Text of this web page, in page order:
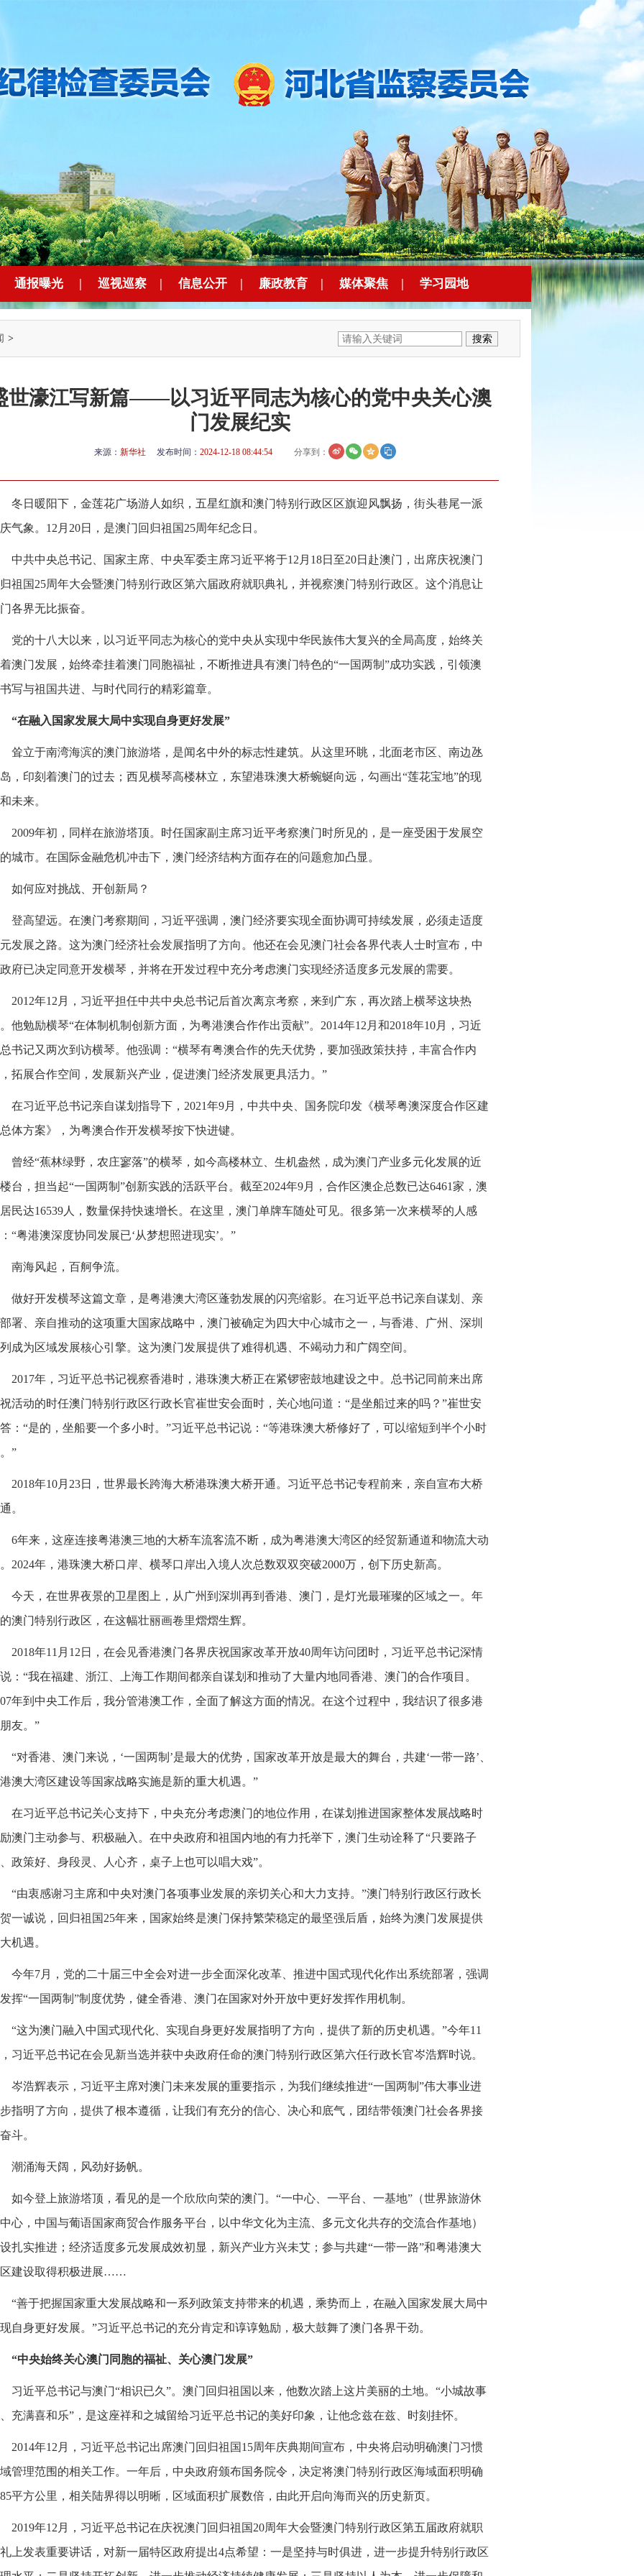
通报曝光 | 巡视巡察 | 信息公开 | 廉政教育 | 媒体聚焦 | 学习园地
>
世濠江写新篇——以习近平同志为核心的党中央关心澳
门发展纪实
来源： 新华社 发布时间： 2024-12-18 08:44:54 分享到：
冬日暖阳下，金莲花广场游人如织，五星红旗和澳门特别行政区区旗迎风飘扬，街头巷尾一派
气象。12月20日，是澳门回归祖国25周年纪念日。
中共中央总书记、国家主席、中央军委主席习近平将于12月18日至20日赴澳门，出席庆祝澳门
祖国25周年大会暨澳门特别行政区第六届政府就职典礼，并视察澳门特别行政区。这个消息让
各界无比振奋。
党的十八大以来，以习近平同志为核心的党中央从实现中华民族伟大复兴的全局高度，始终关
澳门发展，始终牵挂着澳门同胞福祉，不断推进具有澳门特色的“一国两制”成功实践，引领澳
写与祖国共进、与时代同行的精彩篇章。
“在融入国家发展大局中实现自身更好发展”
耸立于南湾海滨的澳门旅游塔，是闻名中外的标志性建筑。从这里环眺，北面老市区、南边氹
，印刻着澳门的过去；西见横琴高楼林立，东望港珠澳大桥蜿蜒向远，勾画出“莲花宝地”的现
未来。
2009年初，同样在旅游塔顶。时任国家副主席习近平考察澳门时所见的，是一座受困于发展空
城市。在国际金融危机冲击下，澳门经济结构方面存在的问题愈加凸显。
如何应对挑战、开创新局？
登高望远。在澳门考察期间，习近平强调，澳门经济要实现全面协调可持续发展，必须走适度
发展之路。这为澳门经济社会发展指明了方向。他还在会见澳门社会各界代表人士时宣布，中
府已决定同意开发横琴，并将在开发过程中充分考虑澳门实现经济适度多元发展的需要。
2012年12月，习近平担任中共中央总书记后首次离京考察，来到广东，再次踏上横琴这块热
他勉励横琴“在体制机制创新方面，为粤港澳合作作出贡献”。2014年12月和2018年10月，习近
书记又两次到访横琴。他强调：“横琴有粤澳合作的先天优势，要加强政策扶持，丰富合作内
拓展合作空间，发展新兴产业，促进澳门经济发展更具活力。”
在习近平总书记亲自谋划指导下，2021年9月，中共中央、国务院印发《横琴粤澳深度合作区建
体方案》，为粤澳合作开发横琴按下快进键。
曾经“蕉林绿野，农庄寥落”的横琴，如今高楼林立、生机盎然，成为澳门产业多元化发展的近
台，担当起“一国两制”创新实践的活跃平台。截至2024年9月，合作区澳企总数已达6461家，澳
民达16539人，数量保持快速增长。在这里，澳门单牌车随处可见。很多第一次来横琴的人感
“粤港澳深度协同发展已‘从梦想照进现实’。”
南海风起，百舸争流。
做好开发横琴这篇文章，是粤港澳大湾区蓬勃发展的闪亮缩影。在习近平总书记亲自谋划、亲
署、亲自推动的这项重大国家战略中，澳门被确定为四大中心城市之一，与香港、广州、深圳
成为区域发展核心引擎。这为澳门发展提供了难得机遇、不竭动力和广阔空间。
2017年，习近平总书记视察香港时，港珠澳大桥正在紧锣密鼓地建设之中。总书记同前来出席
活动的时任澳门特别行政区行政长官崔世安会面时，关心地问道：“是坐船过来的吗？”崔世安
：“是的，坐船要一个多小时。”习近平总书记说：“等港珠澳大桥修好了，可以缩短到半个小时
”
2018年10月23日，世界最长跨海大桥港珠澳大桥开通。习近平总书记专程前来，亲自宣布大桥
。
6年来，这座连接粤港澳三地的大桥车流客流不断，成为粤港澳大湾区的经贸新通道和物流大动
2024年，港珠澳大桥口岸、横琴口岸出入境人次总数双双突破2000万，创下历史新高。
今天，在世界夜景的卫星图上，从广州到深圳再到香港、澳门，是灯光最璀璨的区域之一。年
澳门特别行政区，在这幅壮丽画卷里熠熠生辉。
2018年11月12日，在会见香港澳门各界庆祝国家改革开放40周年访问团时，习近平总书记深情
：“我在福建、浙江、上海工作期间都亲自谋划和推动了大量内地同香港、澳门的合作项目。
年到中央工作后，我分管港澳工作，全面了解这方面的情况。在这个过程中，我结识了很多港
友。”
“对香港、澳门来说，‘一国两制’是最大的优势，国家改革开放是最大的舞台，共建‘一带一路’、
澳大湾区建设等国家战略实施是新的重大机遇。”
在习近平总书记关心支持下，中央充分考虑澳门的地位作用，在谋划推进国家整体发展战略时
澳门主动参与、积极融入。在中央政府和祖国内地的有力托举下，澳门生动诠释了“只要路子
政策好、身段灵、人心齐，桌子上也可以唱大戏”。
“由衷感谢习主席和中央对澳门各项事业发展的亲切关心和大力支持。”澳门特别行政区行政长
一诚说，回归祖国25年来，国家始终是澳门保持繁荣稳定的最坚强后盾，始终为澳门发展提供
机遇。
今年7月，党的二十届三中全会对进一步全面深化改革、推进中国式现代化作出系统部署，强调
挥“一国两制”制度优势，健全香港、澳门在国家对外开放中更好发挥作用机制。
“这为澳门融入中国式现代化、实现自身更好发展指明了方向，提供了新的历史机遇。”今年11
习近平总书记在会见新当选并获中央政府任命的澳门特别行政区第六任行政长官岑浩辉时说。
岑浩辉表示，习近平主席对澳门未来发展的重要指示，为我们继续推进“一国两制”伟大事业进
指明了方向，提供了根本遵循，让我们有充分的信心、决心和底气，团结带领澳门社会各界接
斗。
潮涌海天阔，风劲好扬帆。
如今登上旅游塔顶，看见的是一个欣欣向荣的澳门。“一中心、一平台、一基地”（世界旅游休
心，中国与葡语国家商贸合作服务平台，以中华文化为主流、多元文化共存的交流合作基地）
扎实推进；经济适度多元发展成效初显，新兴产业方兴未艾；参与共建“一带一路”和粤港澳大
建设取得积极进展……
“善于把握国家重大发展战略和一系列政策支持带来的机遇，乘势而上，在融入国家发展大局中
自身更好发展。”习近平总书记的充分肯定和谆谆勉励，极大鼓舞了澳门各界干劲。
“中央始终关心澳门同胞的福祉、关心澳门发展”
习近平总书记与澳门“相识已久”。澳门回归祖国以来，他数次踏上这片美丽的土地。“小城故事
充满喜和乐”，是这座祥和之城留给习近平总书记的美好印象，让他念兹在兹、时刻挂怀。
2014年12月，习近平总书记出席澳门回归祖国15周年庆典期间宣布，中央将启动明确澳门习惯
管理范围的相关工作。一年后，中央政府颁布国务院令，决定将澳门特别行政区海域面积明确
平方公里，相关陆界得以明晰，区域面积扩展数倍，由此开启向海而兴的历史新页。
2019年12月，习近平总书记在庆祝澳门回归祖国20周年大会暨澳门特别行政区第五届政府就职
上发表重要讲话，对新一届特区政府提出4点希望：一是坚持与时俱进，进一步提升特别行政区